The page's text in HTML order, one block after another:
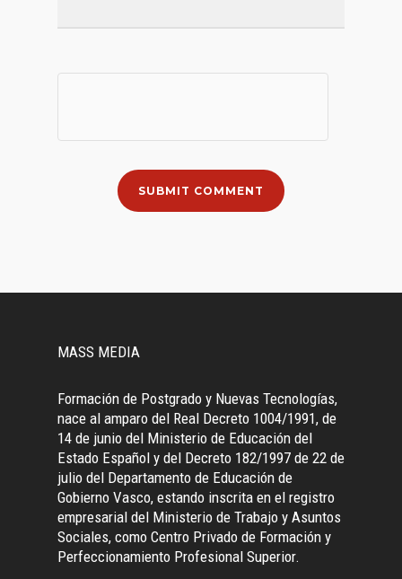
MASS MEDIA
Formación de Postgrado y Nuevas Tecnologías,
nace al amparo del Real Decreto 1004/1991, de
14 de junio del Ministerio de Educación del
Estado Español y del Decreto 182/1997 de 22 de
julio del Departamento de Educación de
Gobierno Vasco, estando inscrita en el registro
empresarial del Ministerio de Trabajo y Asuntos
Sociales, como Centro Privado de Formación y
Perfeccionamiento Profesional Superior.